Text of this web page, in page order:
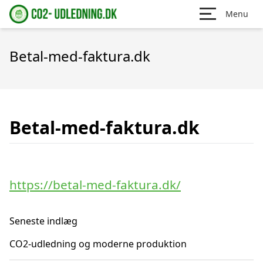
Menu
Betal-med-faktura.dk
Betal-med-faktura.dk
https://betal-med-faktura.dk/
Seneste indlæg
CO2-udledning og moderne produktion